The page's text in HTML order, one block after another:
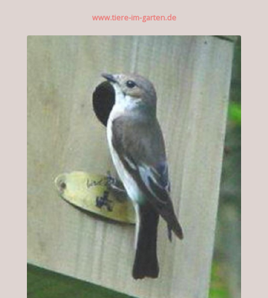
www.tiere-im-garten.de